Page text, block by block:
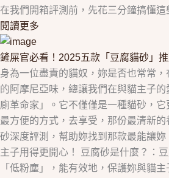
在我們開箱評測前，先花三分鐘搞懂
閱讀更多
鏟屎官必看！2025五款「豆腐貓砂」
身為一位盡責的貓奴，妳是否也常常
的阿摩尼亞味，總讓我們在與貓主子
廁革命家」。它不僅僅是一種貓砂，
最方便的方式，去享受，那份最清新
砂深度評測，幫助妳找到那款最能讓
主子用得更開心！ 豆腐砂是什麼？：
「低粉塵」，能有效地，保護妳與貓